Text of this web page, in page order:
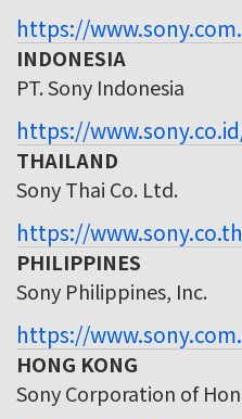
https://
INDONESIA
PT. Sony Indonesia
https://
THAILAND
Sony Thai Co. Ltd.
https://
PHILIPPINES
Sony Philippines, Inc.
https://
HONG KONG
Sony Corporation of